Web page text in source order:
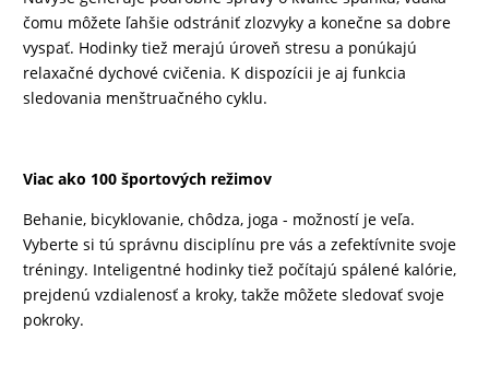
čomu môžete ľahšie odstrániť zlozvyky a konečne sa dobre
vyspať. Hodinky tiež merajú úroveň stresu a ponúkajú
relaxačné dychové cvičenia. K dispozícii je aj funkcia
sledovania menštruačného cyklu.
Viac ako 100 športových režimov
Behanie, bicyklovanie, chôdza, joga - možností je veľa.
Vyberte si tú správnu disciplínu pre vás a zefektívnite svoje
tréningy. Inteligentné hodinky tiež počítajú spálené kalórie,
prejdenú vzdialenosť a kroky, takže môžete sledovať svoje
pokroky.